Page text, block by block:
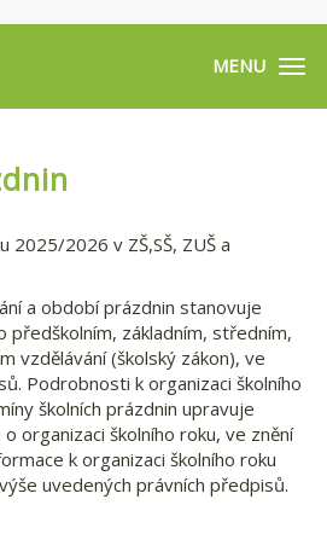
2025/2026 v ZŠ,SŠ, ZUŠ a
a období prázdnin stanovuje
předškolním, základním, středním,
vzdělávání (školský zákon), ve
Podrobnosti k organizaci školního
školních prázdnin upravuje
organizaci školního roku, ve znění
k organizaci školního roku
uvedených právních předpisů.